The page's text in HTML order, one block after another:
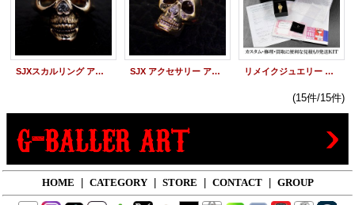
SJXスカルリング アクセサリー アフターダイヤ 指輪 SJX アクセサリー アフターダイヤ ネックレストップ スカル リメイクジュエリー アフターダイヤ 発送KIT
(15件/15件)
HOME CATEGORY STORE CONTACT GROUP